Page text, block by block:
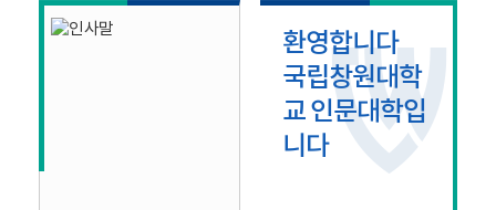
환영합니다
국립창원대학
교 인문대학입
니다